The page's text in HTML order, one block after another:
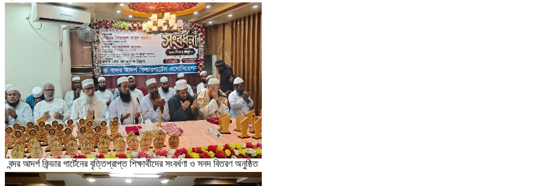
বন্দর আদর্শ কিন্ডার গার্টেনের বৃত্তিপ্রাপ্ত শিক্ষার্থীদের সংবর্ধণা ও সনদ বিতরণ অনুষ্ঠিত